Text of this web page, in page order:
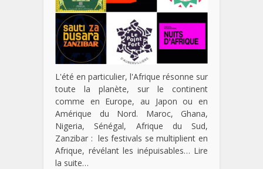
L'été en particulier, l'Afrique résonne sur
toute la planète, sur le continent
comme en Europe, au Japon ou en
Amérique du Nord. Maroc, Ghana,
Nigeria, Sénégal, Afrique du Sud,
Zanzibar : les festivals se multiplient en
Afrique, révélant les inépuisables… Lire
la suite…